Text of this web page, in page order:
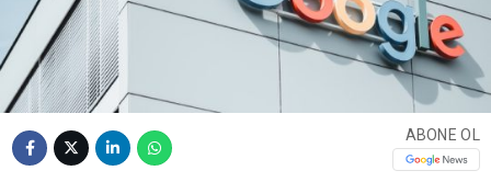
ABONE OL